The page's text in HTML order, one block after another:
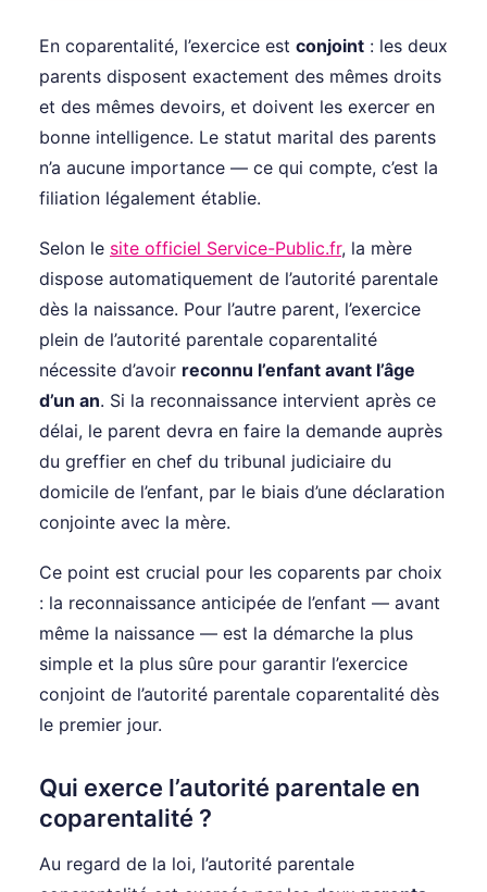
En coparentalité, l’exercice est conjoint : les deux
parents disposent exactement des mêmes droits
et des mêmes devoirs, et doivent les exercer en
bonne intelligence. Le statut marital des parents
n’a aucune importance — ce qui compte, c’est la
filiation légalement établie.
Selon le site officiel Service-Public.fr, la mère
dispose automatiquement de l’autorité parentale
dès la naissance. Pour l’autre parent, l’exercice
plein de l’autorité parentale coparentalité
nécessite d’avoir reconnu l’enfant avant l’âge
d’un an. Si la reconnaissance intervient après ce
délai, le parent devra en faire la demande auprès
du greffier en chef du tribunal judiciaire du
domicile de l’enfant, par le biais d’une déclaration
conjointe avec la mère.
Ce point est crucial pour les coparents par choix
: la reconnaissance anticipée de l’enfant — avant
même la naissance — est la démarche la plus
simple et la plus sûre pour garantir l’exercice
conjoint de l’autorité parentale coparentalité dès
le premier jour.
Qui exerce l’autorité parentale en
coparentalité ?
Au regard de la loi, l’autorité parentale